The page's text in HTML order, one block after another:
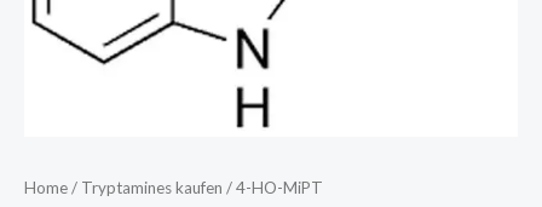
Home/ Tryptamines kaufen / 4-HO-MiPT